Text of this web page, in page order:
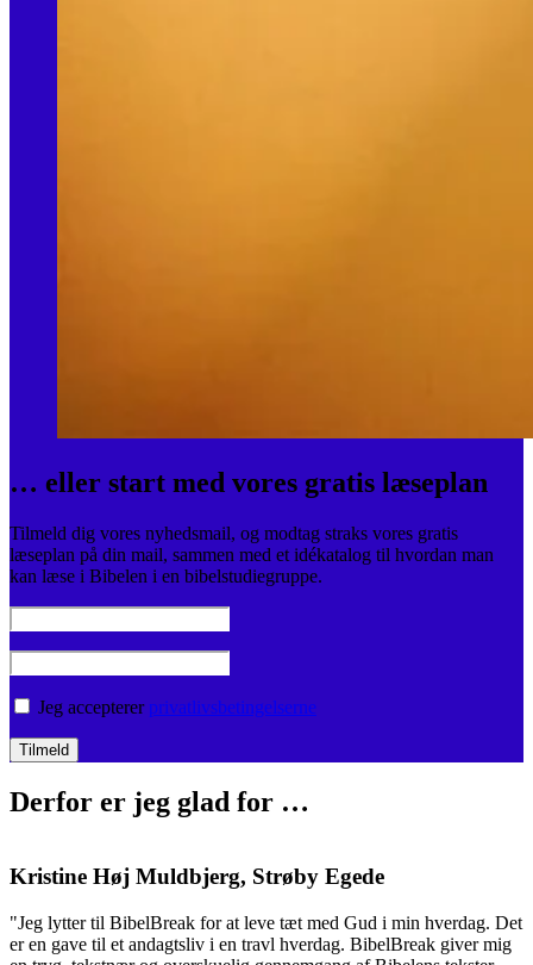
… eller start med vores gratis læseplan
Tilmeld dig vores nyhedsmail, og modtag straks vores gratis
læseplan på din mail, sammen med et idékatalog til hvordan man
kan læse i Bibelen i en bibelstudiegruppe.
Jeg accepterer privatlivsbetingelserne
Derfor er jeg glad for …
Kristine Høj Muldbjerg, Strøby Egede
"Jeg lytter til BibelBreak for at leve tæt med Gud i min hverdag. Det
er en gave til et andagtsliv i en travl hverdag. BibelBreak giver mig